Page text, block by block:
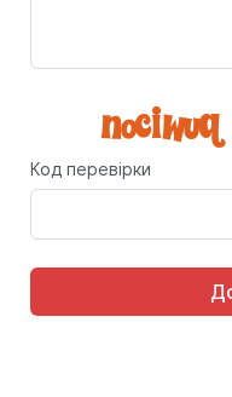
Код перевірки